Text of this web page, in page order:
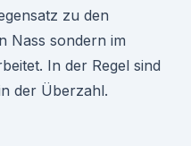
zu den
Nass sondern im
In der Regel sind
der Überzahl.